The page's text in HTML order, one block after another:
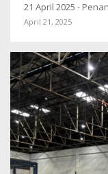
April 21, 2025